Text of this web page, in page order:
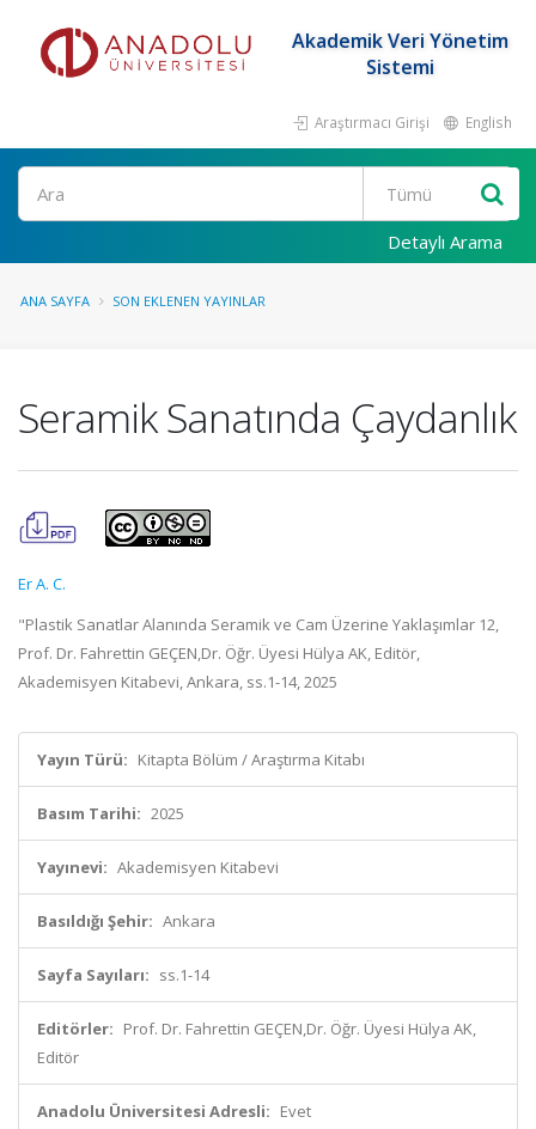
Akademik Veri Yönetim
Sistemi
Araştırmacı Girişi English
Ara
Detaylı Arama
ANA SAYFA SON EKLENEN YAYINLAR
Seramik Sanatında Çaydanlık
Er A. C.
"Plastik Sanatlar Alanında Seramik ve Cam Üzerine Yaklaşımlar 12,
Prof. Dr. Fahrettin GEÇEN,Dr. Öğr. Üyesi Hülya AK, Editör,
Akademisyen Kitabevi, Ankara, ss.1-14, 2025
Yayın Türü: Kitapta Bölüm / Araştırma Kitabı
Basım Tarihi: 2025
Yayınevi: Akademisyen Kitabevi
Basıldığı Şehir: Ankara
Sayfa Sayıları: ss.1-14
Editörler: Prof. Dr. Fahrettin GEÇEN,Dr. Öğr. Üyesi Hülya AK,
Editör
Anadolu Üniversitesi Adresli: Evet